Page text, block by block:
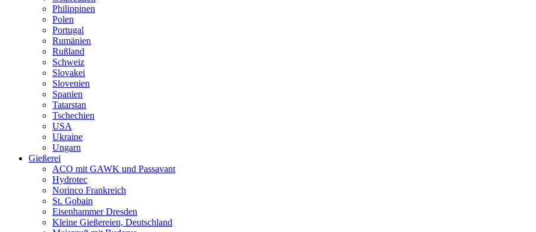
Philippinen
Polen
Portugal
Rumänien
Rußland
Schweiz
Slovakei
Slovenien
Spanien
Tatarstan
Tschechien
USA
Ukraine
Ungarn
Gießerei
ACO mit GAWK und Passavant
Hydrotec
Norinco Frankreich
St. Gobain
Eisenhammer Dresden
Kleine Gießereien, Deutschland